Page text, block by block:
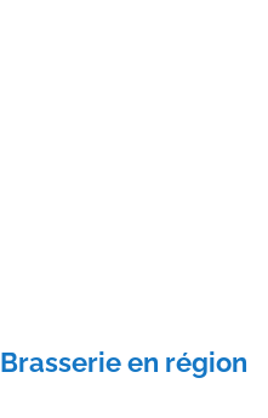
en région